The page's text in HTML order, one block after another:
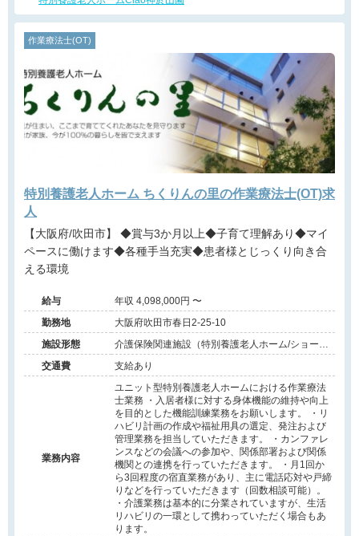
作業療法士(OT)
特別養護老人ホーム ちくりんの里の作業療法士(OT)求
人
【大阪府/吹田市】 ◆賞与3か月以上◆子育て理解あり◆マイ
ペースに働けます◆各種手当充実◆患者様とじっくり向き合
える環境
給与
年収 4,098,000円 〜
勤務地
大阪府吹田市春日2-25-10
施設形態
介護保険関連施設（特別養護老人ホーム/ショート
ステイ）
交通費 支給あり
業務内容
ユニット型特別養護老人ホームにおける作業療法
士業務 ・入居者様に対する身体機能の維持や向上
を目的とした機能訓練業務をお願いします。 ・リ
ハビリ計画の作成や福祉用具の選定、発注および
管理業務を担当していただきます。 ・カンファレ
ンスなどの会議への参加や、関係部署および関係
機関との連携を行っていただきます。 ・月1回か
ら3回程度の宿直業務があり、主に電話応対や戸締
りなどを行っていただきます（回数相談可能）。
・介護業務は基本的に分業されていますが、生活
リハビリの一環として携わっていただく場合もあ
ります。